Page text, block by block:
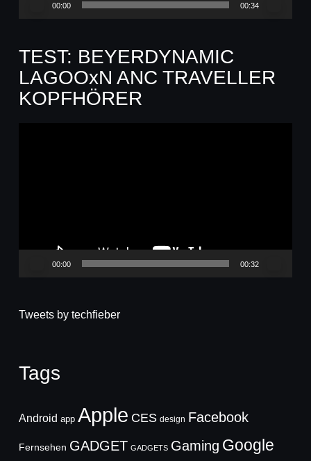
00:00 00:34
TEST: BEYERDYNAMIC
LAGOOxN ANC TRAVELLER
KOPFHÖRER
00:00 00:32
Tweets by techfieber
Tags
Android app Apple CES design Facebook
Fernsehen GADGET GADGETS Gaming Google